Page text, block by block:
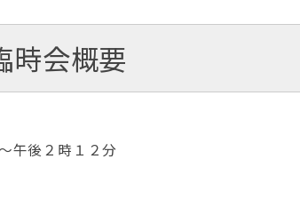
時会概要
後２時１２分